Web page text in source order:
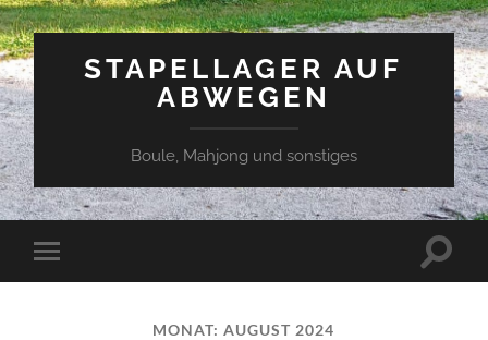
STAPELLAGER AUF
ABWEGEN
Boule, Mahjong und sonstiges
Mobile-
Menü
MONAT:AUGUST 2024